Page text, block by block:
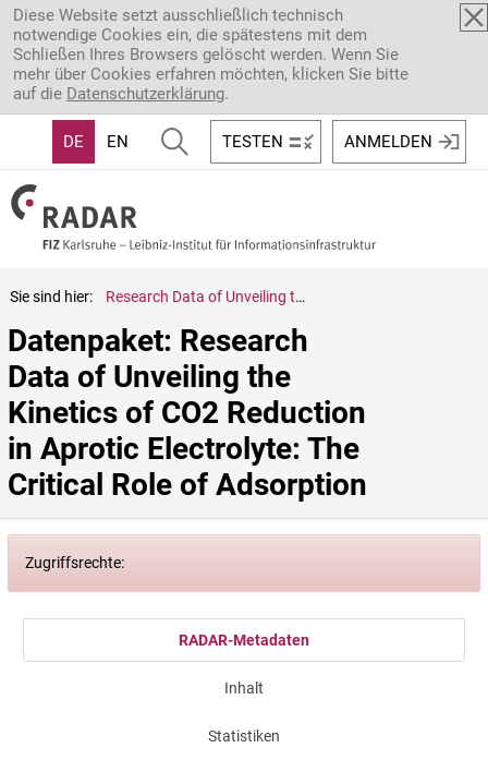
Direkt zum Inhalt
Diese Website setzt ausschließlich technisch
notwendige Cookies ein, die spätestens mit dem
Schließen Ihres Browsers gelöscht werden. Wenn Sie
mehr über Cookies erfahren möchten, klicken Sie bitte
auf die Datenschutzerklärung.
DE EN TESTEN ANMELDEN
Sie sind hier: Research Data of Unveiling the Kinetics of CO2 Reduction in Aprotic Electrolyte: The Critical Role of Adsorption
Datenpaket: Research
Data of Unveiling the
Kinetics of CO2 Reduction
in Aprotic Electrolyte: The
Critical Role of Adsorption
Zugriffsrechte:
RADAR-Metadaten
Inhalt
Statistiken